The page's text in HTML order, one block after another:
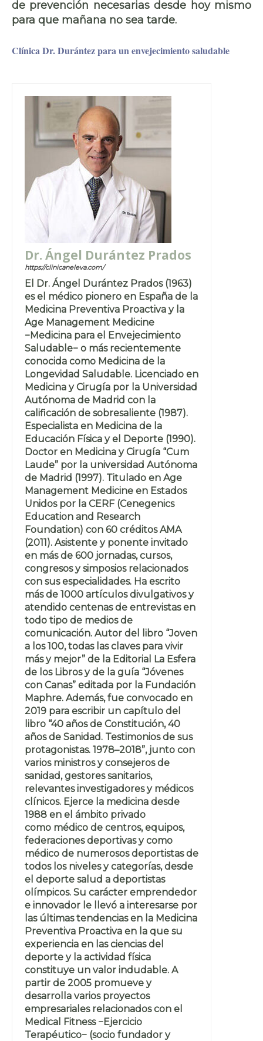
de prevención necesarias desde hoy mismo
para que mañana no sea tarde.
Clínica Dr. Durántez para un envejecimiento saludable
Dr. Ángel Durántez Prados
https://clinicaneleva.com/
El Dr. Ángel Durántez Prados (1963)
es el médico pionero en España de la
Medicina Preventiva Proactiva y la
Age Management Medicine
−Medicina para el Envejecimiento
Saludable− o más recientemente
conocida como Medicina de la
Longevidad Saludable. Licenciado en
Medicina y Cirugía por la Universidad
Autónoma de Madrid con la
calificación de sobresaliente (1987).
Especialista en Medicina de la
Educación Física y el Deporte (1990).
Doctor en Medicina y Cirugía “Cum
Laude” por la universidad Autónoma
de Madrid (1997). Titulado en Age
Management Medicine en Estados
Unidos por la CERF (Cenegenics
Education and Research
Foundation) con 60 créditos AMA
(2011). Asistente y ponente invitado
en más de 600 jornadas, cursos,
congresos y simposios relacionados
con sus especialidades. Ha escrito
más de 1000 artículos divulgativos y
atendido centenas de entrevistas en
todo tipo de medios de
comunicación. Autor del libro “Joven
a los 100, todas las claves para vivir
más y mejor” de la Editorial La Esfera
de los Libros y de la guía “Jóvenes
con Canas” editada por la Fundación
Maphre. Además, fue convocado en
2019 para escribir un capítulo del
libro “40 años de Constitución, 40
años de Sanidad. Testimonios de sus
protagonistas. 1978–2018”, junto con
varios ministros y consejeros de
sanidad, gestores sanitarios,
relevantes investigadores y médicos
clínicos. Ejerce la medicina desde
1988 en el ámbito privado
como médico de centros, equipos,
federaciones deportivas y como
médico de numerosos deportistas de
todos los niveles y categorías, desde
el deporte salud a deportistas
olímpicos. Su carácter emprendedor
e innovador le llevó a interesarse por
las últimas tendencias en la Medicina
Preventiva Proactiva en la que su
experiencia en las ciencias del
deporte y la actividad física
constituye un valor indudable. A
partir de 2005 promueve y
desarrolla varios proyectos
empresariales relacionados con el
Medical Fitness −Ejercicio
Terapéutico− (socio fundador y